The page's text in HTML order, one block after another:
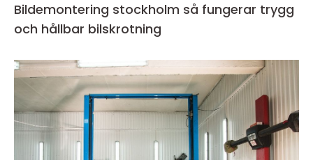
Bildemontering stockholm så fungerar trygg
och hållbar bilskrotning